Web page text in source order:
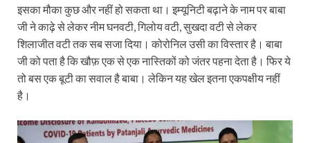
इसका मौका कुछ और नहीं हो सकता था। इम्यूनिटी बढ़ाने के नाम पर बाबा
जी ने काढ़े से लेकर नीम घनवटी, गिलोय वटी, सुखदा वटी से लेकर
शिलाजीत वटी तक सब सजा दिया। कोरोनिल उसी का विस्तार है। बाबा
जी को पता है कि खौफ़ एक से एक नास्तिकों को जंतर पहना देता है। फिर ये
तो बस एक बूटी का सवाल है बाबा। लेकिन यह खेल इतना एकपक्षीय नहीं
है।